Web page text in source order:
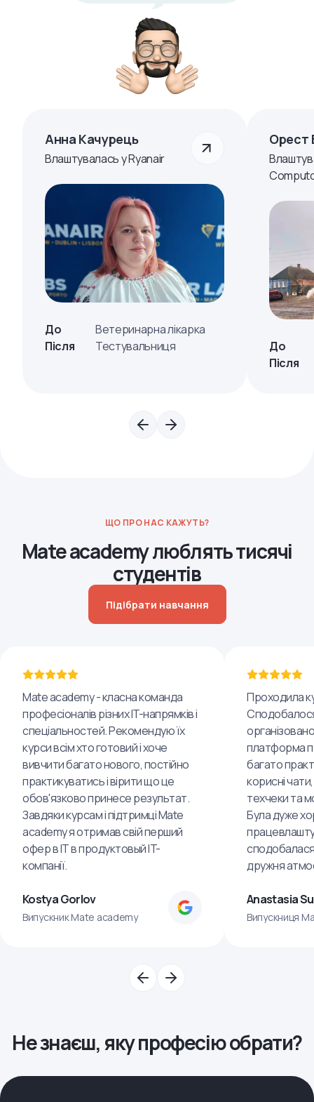
Анна Качурець
Влаштувалась у Ryanair
До
Ветеринарна лікарка
Після
Тестувальниця
Орест
До
Після
ЩО ПРО НАС КАЖУТЬ?
Mate academy люблять тисячі
студентів
Підібрати навчання
Mate academy - класна команда
професіоналів різних IT-напрямків і
спеціальностей. Рекомендую їх
курси всім хто готовий і хоче
вивчити багато нового, постійно
практикуватись і вірити що це
обов'язково принесе результат.
Завдяки курсам і підтримці Mate
academy я отримав свій перший
офер в IT в продуктовый IT-
компанії.
Kostya Gorlov
Випускник Mate academy
Проходила
платформа
багато
корисні
техчеки та
Була дуже
дружня
Anastasia
Випускниця
Не знаєш, яку професію обрати?